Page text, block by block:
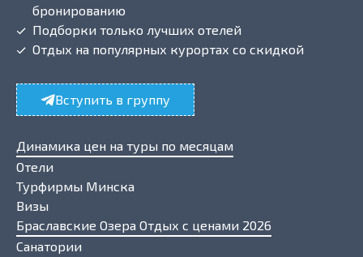
Динамика цен на туры по месяцам
Отели
Турфирмы Минска
Визы
Браславские Озера Отдых с ценами 2026
Санатории
бронированию
Подборки только лучших отелей
Отдых на популярных курортах со скидкой
Вступить в группу